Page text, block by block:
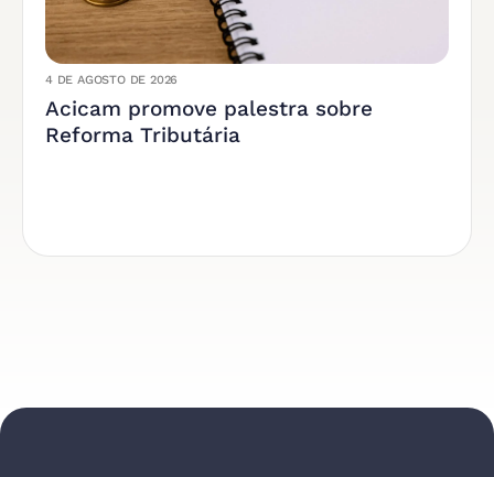
4 DE AGOSTO DE 2026
Acicam promove palestra sobre
Reforma Tributária